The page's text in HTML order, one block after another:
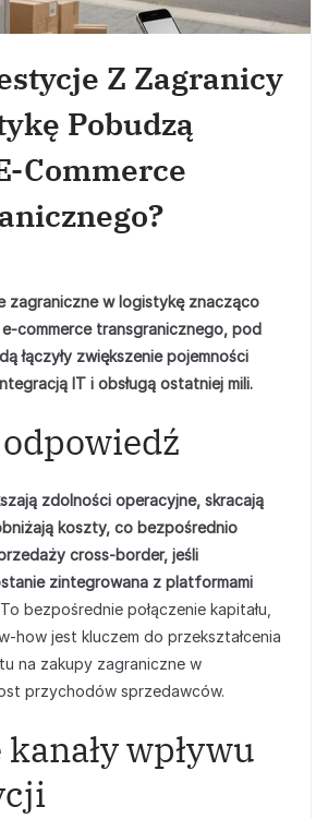
Z Zagranicy
Pobudzą
Commerce
zagraniczne w logistykę znacząco
transgranicznego, pod
łączyły zwiększenie pojemności
IT i obsługą ostatniej mili.
zdolności operacyjne, skracają
koszty, co bezpośrednio
cross‑border, jeśli
zintegrowana z platformami
To bezpośrednie połączenie kapitału,
jest kluczem do przekształcenia
na zakupy zagraniczne w
przychodów sprzedawców.
kanały wpływu